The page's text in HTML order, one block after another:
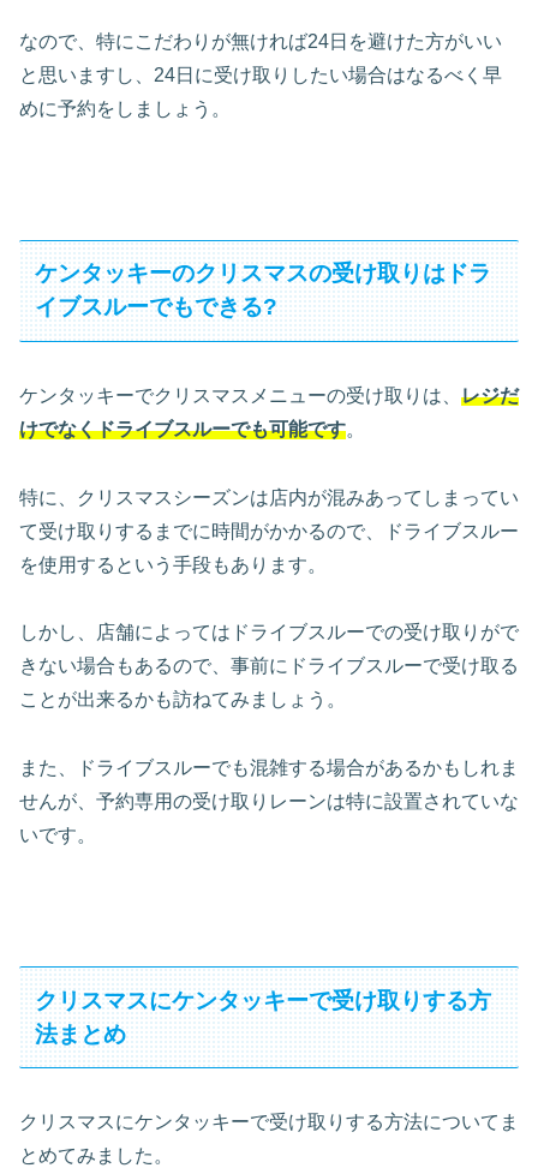
なので、特にこだわりが無ければ24日を避けた方がいい
と思いますし、24日に受け取りしたい場合はなるべく早
めに予約をしましょう。
ケンタッキーのクリスマスの受け取りはドラ
イブスルーでもできる?
ケンタッキーでクリスマスメニューの受け取りは、 レジだ
けでなくドライブスルーでも可能です。
特に、クリスマスシーズンは店内が混みあってしまってい
て受け取りするまでに時間がかかるので、ドライブスルー
を使用するという手段もあります。
しかし、店舗によってはドライブスルーでの受け取りがで
きない場合もあるので、事前にドライブスルーで受け取る
ことが出来るかも訪ねてみましょう。
また、ドライブスルーでも混雑する場合があるかもしれま
せんが、予約専用の受け取りレーンは特に設置されていな
いです。
クリスマスにケンタッキーで受け取りする方
法まとめ
クリスマスにケンタッキーで受け取りする方法についてま
とめてみました。